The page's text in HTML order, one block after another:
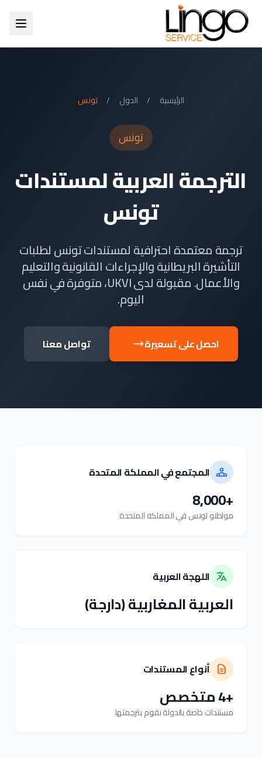
الرئيسية / الدول / تونس
تونس
الترجمة العربية لمستندات
تونس
ترجمة معتمدة احترافية لمستندات تونس لطلبات
التأشيرة البريطانية والإجراءات القانونية والتعليم
والأعمال. مقبولة لدى UKVI، متوفرة في نفس
اليوم.
احصل على تسعيرة تواصل معنا
المجتمع في المملكة المتحدة
+8,000
مواطنو تونس في المملكة المتحدة
اللهجة العربية
العربية المغاربية (دارجة)
أنواع المستندات
+4 متخصص
مستندات خاصة بالدولة نقوم بترجمتها